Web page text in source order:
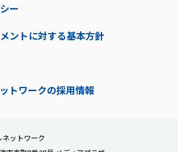
ー
ントに対する基本方針
トワークの採用情報
ットワーク